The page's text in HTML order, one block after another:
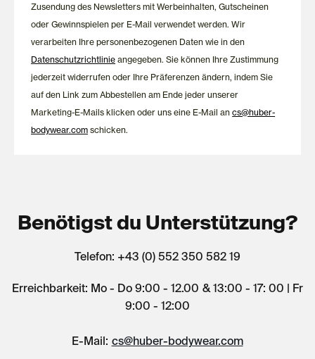
Zusendung des Newsletters mit Werbeinhalten, Gutscheinen
oder Gewinnspielen per E-Mail verwendet werden. Wir
verarbeiten Ihre personenbezogenen Daten wie in den
Datenschutzrichtlinie angegeben. Sie können Ihre Zustimmung
jederzeit widerrufen oder Ihre Präferenzen ändern, indem Sie
auf den Link zum Abbestellen am Ende jeder unserer
Marketing-E-Mails klicken oder uns eine E-Mail ancs@huber-
bodywear.com schicken.
Benötigst du Unterstützung?
Telefon: +43 (0) 552 350 582 19
Erreichbarkeit: Mo - Do 9:00 - 12.00 & 13:00 - 17: 00 | Fr
9:00 - 12:00
E-Mail: cs@huber-bodywear.com